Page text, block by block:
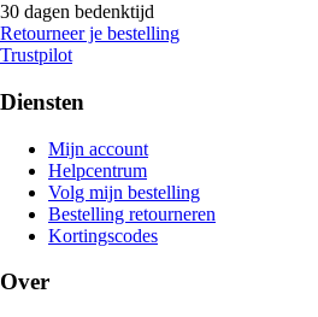
30 dagen bedenktijd
Retourneer je bestelling
Trustpilot
Diensten
Mijn account
Helpcentrum
Volg mijn bestelling
Bestelling retourneren
Kortingscodes
Over